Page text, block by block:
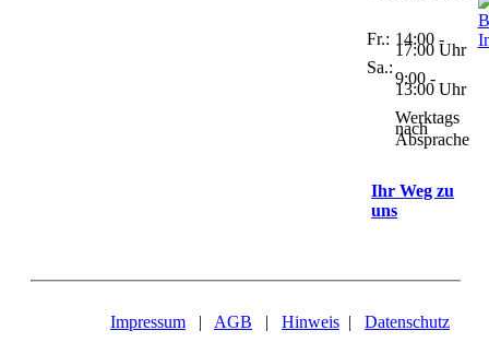
Fr.:
Sa.:
14:00 -
17:00 Uhr
9:00 -
13:00 Uhr
Werktags
nach
Absprache
Ihr Weg zu
uns
Impressum | AGB | Hinweis | Datenschutz